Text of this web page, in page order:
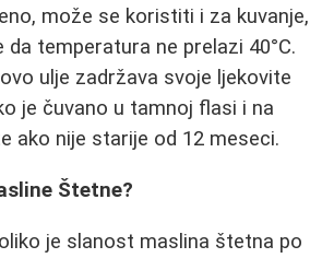
može se koristiti i za kuvanje,
da temperatura ne prelazi 40°C.
ulje zadržava svoje ljekovite
je čuvano u tamnoj flasi i na
ako nije starije od 12 meseci.
Štetne?
je slanost maslina štetna po